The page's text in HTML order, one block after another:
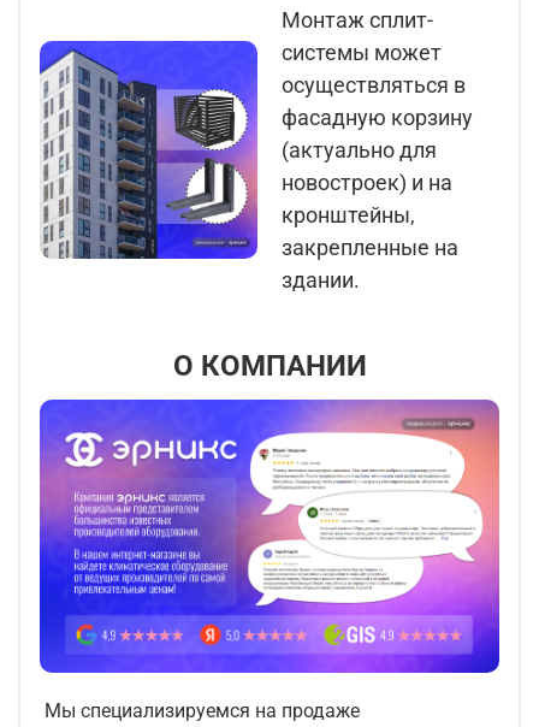
Монтаж сплит-
системы может
осуществляться в
фасадную корзину
(актуально для
новостроек) и на
кронштейны,
закрепленные на
здании.
О КОМПАНИИ
Мы специализируемся на продаже